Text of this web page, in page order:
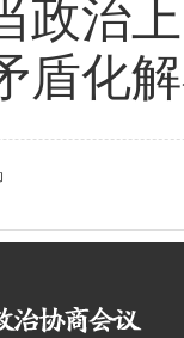
政治
盾化